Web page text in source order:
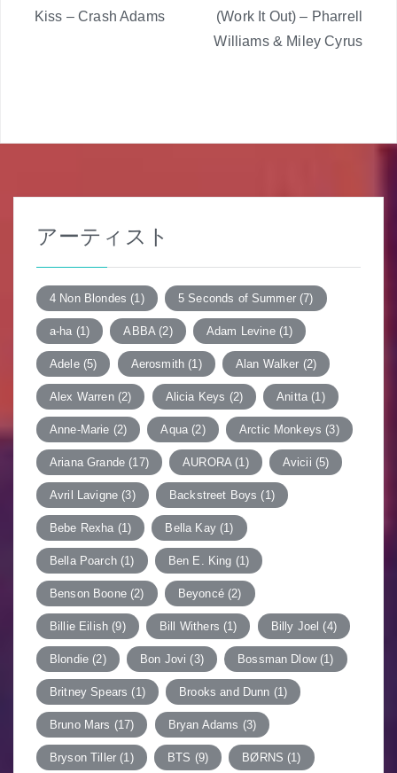
ー
Kiss – Crash Adams
(Work It Out) – Pharrell
Williams & Miley Cyrus
アーティスト
4 Non Blondes (1) 5 Seconds of Summer(7)
a-ha (1) ABBA(2) Adam Levine(1)
Adele(5) Aerosmith (1) Alan Walker (2)
Alex Warren(2) Alicia Keys (2) Anitta (1)
Anne-Marie (2) Aqua (2) Arctic Monkeys (3)
Ariana Grande (17) AURORA(1) Avicii (5)
Avril Lavigne (3) Backstreet Boys (1)
Bebe Rexha (1) Bella Kay(1)
Bella Poarch(1) Ben E. King (1)
Benson Boone(2) Beyoncé(2)
Billie Eilish (9) Bill Withers (1) Billy Joel (4)
Blondie (2) Bon Jovi (3) Bossman Dlow(1)
Britney Spears (1) Brooks and Dunn (1)
Bruno Mars (17) Bryan Adams (3)
Bryson Tiller (1) BTS (9) BØRNS (1)